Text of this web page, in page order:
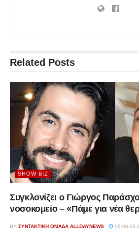
Related Posts
SHOW BIZ
Συγκλονίζει ο Γιώργος
νοσοκομείο – «Πάμε για νέα
BY ΣΥΝΤΑΚΤΙΚΉ ΟΜΆΔΑ ALLDAYNEWS 06-08-26